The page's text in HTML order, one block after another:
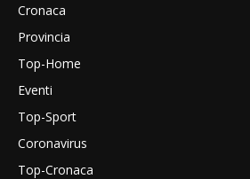
Cronaca
Provincia
Top-Home
Eventi
Top-Sport
Coronavirus
Top-Cronaca